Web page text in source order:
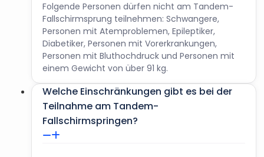
Folgende Personen dürfen nicht am Tandem-
Fallschirmsprung teilnehmen: Schwangere,
Personen mit Atemproblemen, Epileptiker,
Diabetiker, Personen mit Vorerkrankungen,
Personen mit Bluthochdruck und Personen mit
einem Gewicht von über 91 kg.
Welche Einschränkungen gibt es bei der
Teilnahme am Tandem-
Fallschirmspringen?